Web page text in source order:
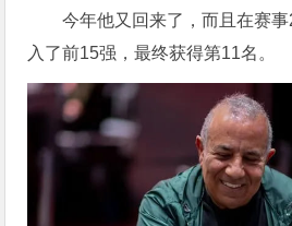
今年他又回来了，而且在赛
入了前15强，最终获得第11名。